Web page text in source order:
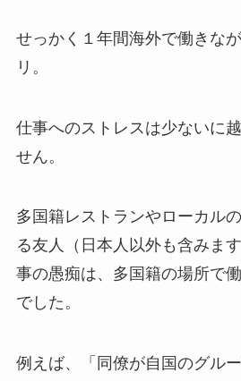
せっかく１年間海外で働きな
リ。
仕事へのストレスは少ないに
せん。
多国籍レストランやローカル
る友人（日本人以外も含みま
事の愚痴は、多国籍の場所で
でした。
例えば、「同僚が自国のグル